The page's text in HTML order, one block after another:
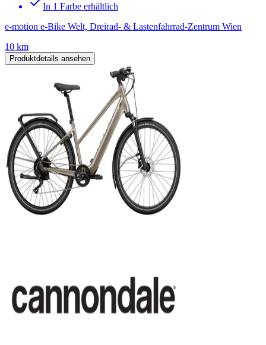
In 1 Farbe erhältlich
e-motion e-Bike Welt, Dreirad- & Lastenfahrrad-Zentrum Wien
10 km
Produktdetails ansehen